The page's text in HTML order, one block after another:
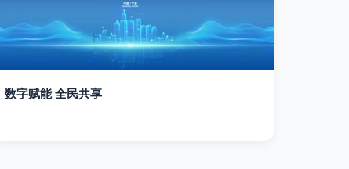
数字赋能 全民共享